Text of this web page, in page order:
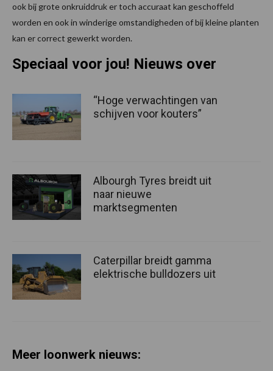
ook bij grote onkruiddruk er toch accuraat kan geschoffeld
worden en ook in winderige omstandigheden of bij kleine planten
kan er correct gewerkt worden.
Speciaal voor jou! Nieuws over
“Hoge verwachtingen van
schijven voor kouters”
Albourgh Tyres breidt uit
naar nieuwe
marktsegmenten
Caterpillar breidt gamma
elektrische bulldozers uit
Meer loonwerk nieuws: